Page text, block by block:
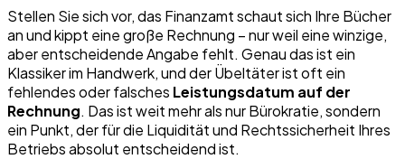
Stellen Sie sich vor, das Finanzamt schaut sich Ihre Bücher
an und kippt eine große Rechnung – nur weil eine winzige,
aber entscheidende Angabe fehlt. Genau das ist ein
Klassiker im Handwerk, und der Übeltäter ist oft ein
fehlendes oder falsches Leistungsdatum auf der
Rechnung. Das ist weit mehr als nur Bürokratie, sondern
ein Punkt, der für die Liquidität und Rechtssicherheit Ihres
Betriebs absolut entscheidend ist.